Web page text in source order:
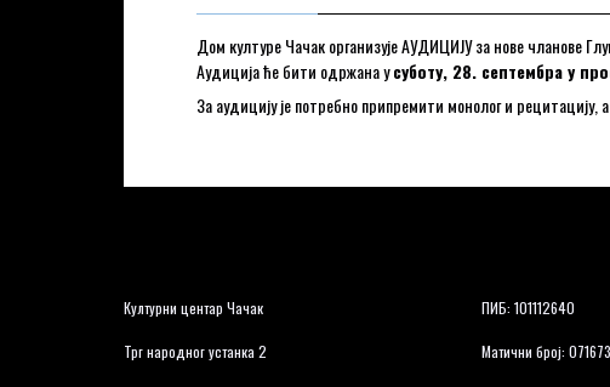
Дом културе Чачак организује АУДИЦИЈУ за нове чланове
Аудиција ће бити одржана усуботу, 28. септембра у
За аудицију је потребно припремити монолог и
Културни центар Чачак
Трг народног устанка 2
ПИБ: 101112640
Матични број: